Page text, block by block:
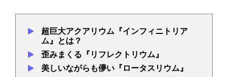
超巨大アクアリウム『インフィニトリア
ム』とは？
歪みまくる『リフレクトリウム』
美しいながらも儚い『ロータスリウム』